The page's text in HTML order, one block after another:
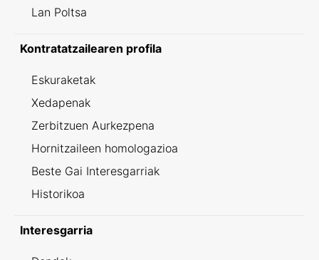
Lan Poltsa
Kontratatzailearen profila
Eskuraketak
Xedapenak
Zerbitzuen Aurkezpena
Hornitzaileen homologazioa
Beste Gai Interesgarriak
Historikoa
Interesgarria